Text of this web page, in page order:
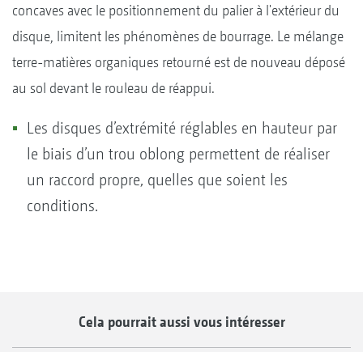
concaves avec le positionnement du palier à l'extérieur du
disque, limitent les phénomènes de bourrage. Le mélange
terre-matières organiques retourné est de nouveau déposé
au sol devant le rouleau de réappui.
Les disques d’extrémité réglables en hauteur par
le biais d’un trou oblong permettent de réaliser
un raccord propre, quelles que soient les
conditions.
Cela pourrait aussi vous intéresser